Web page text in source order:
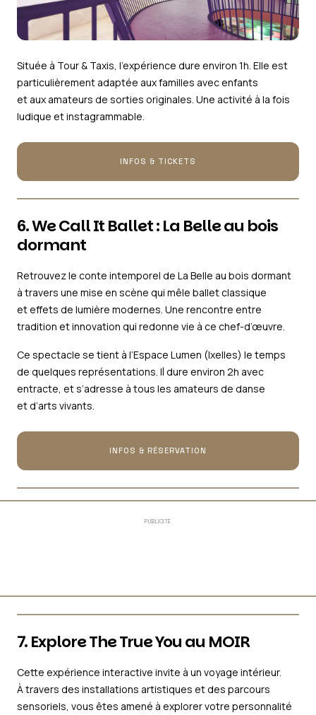
Située à Tour & Taxis, l’expérience dure environ 1h. Elle est
particulièrement adaptée aux familles avec enfants
et aux amateurs de sorties originales. Une activité à la fois
ludique et instagrammable.
INFOS & TICKETS
6. We Call It Ballet : La Belle au bois
dormant
Retrouvez le conte intemporel de La Belle au bois dormant
à travers une mise en scène qui mêle ballet classique
et effets de lumière modernes. Une rencontre entre
tradition et innovation qui redonne vie à ce chef-d’œuvre.
Ce spectacle se tient à l’Espace Lumen (Ixelles) le temps
de quelques représentations. Il dure environ 2h avec
entracte, et s’adresse à tous les amateurs de danse
et d’arts vivants.
INFOS & RÉSERVATION
PUBLICITÉ
7. Explore The True You au MOIR
Cette expérience interactive invite à un voyage intérieur.
À travers des installations artistiques et des parcours
sensoriels, vous êtes amené à explorer votre personnalité